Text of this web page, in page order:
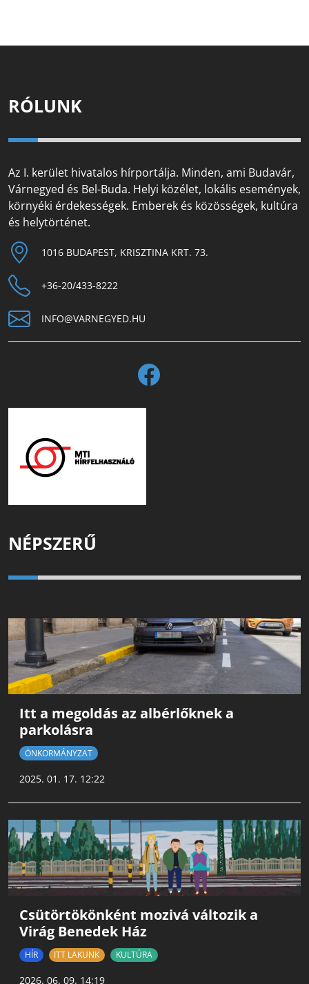
RÓLUNK
Az I. kerület hivatalos hírportálja. Minden, ami Budavár,
Várnegyed és Bel-Buda. Helyi közélet, lokális események,
környéki érdekességek. Emberek és közösségek, kultúra
és helytörténet.
1016 BUDAPEST, KRISZTINA KRT. 73.
+36-20/433-8222
INFO@VARNEGYED.HU
NÉPSZERŰ
Itt a megoldás az albérlőknek a
parkolásra
ÖNKORMÁNYZAT
2025. 01. 17. 12:22
Csütörtökönként mozivá változik a
Virág Benedek Ház
HÍR ITT LAKUNK KULTÚRA
2026. 06. 09. 14:19